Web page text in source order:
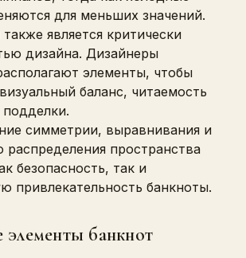
для меньших значений.
является критически
дизайна. Дизайнеры
элементы, чтобы
баланс, читаемость
симметрии, выравнивания и
распределения пространства
безопасность, так и
привлекательность банкноты.
банкнот